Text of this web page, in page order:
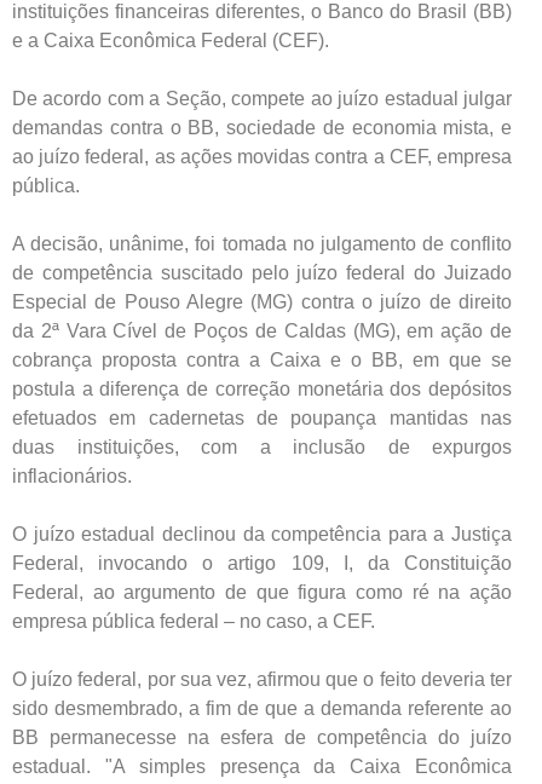
instituições financeiras diferentes, o Banco do Brasil (BB)
e a Caixa Econômica Federal (CEF).
De acordo com a Seção, compete ao juízo estadual julgar
demandas contra o BB, sociedade de economia mista, e
ao juízo federal, as ações movidas contra a CEF, empresa
pública.
A decisão, unânime, foi tomada no julgamento de conflito
de competência suscitado pelo juízo federal do Juizado
Especial de Pouso Alegre (MG) contra o juízo de direito
da 2ª Vara Cível de Poços de Caldas (MG), em ação de
cobrança proposta contra a Caixa e o BB, em que se
postula a diferença de correção monetária dos depósitos
efetuados em cadernetas de poupança mantidas nas
duas instituições, com a inclusão de expurgos
inflacionários.
O juízo estadual declinou da competência para a Justiça
Federal, invocando o artigo 109, I, da Constituição
Federal, ao argumento de que figura como ré na ação
empresa pública federal – no caso, a CEF.
O juízo federal, por sua vez, afirmou que o feito deveria ter
sido desmembrado, a fim de que a demanda referente ao
BB permanecesse na esfera de competência do juízo
estadual. "A simples presença da Caixa Econômica